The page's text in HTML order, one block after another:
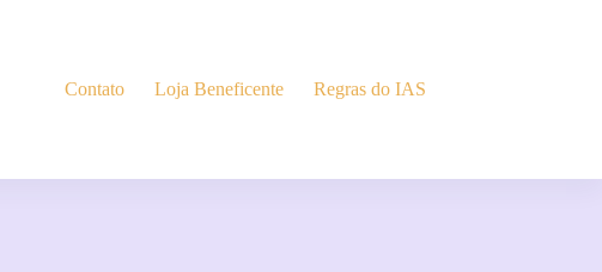
Contato Loja Beneficente Regras do IAS